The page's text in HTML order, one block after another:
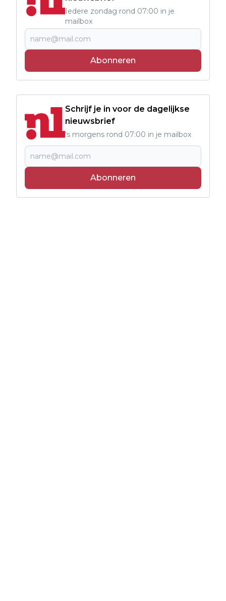
Iedere zondag rond 07:00 in je
mailbox
Abonneren
Schrijf je in voor de dagelijkse
nieuwsbrief
's morgens rond 07:00 in je mailbox
Abonneren